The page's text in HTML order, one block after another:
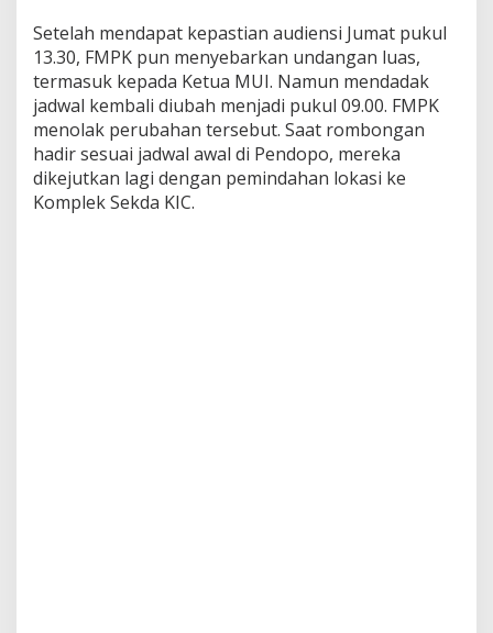
Setelah mendapat kepastian audiensi Jumat pukul
13.30, FMPK pun menyebarkan undangan luas,
termasuk kepada Ketua MUI. Namun mendadak
jadwal kembali diubah menjadi pukul 09.00. FMPK
menolak perubahan tersebut. Saat rombongan
hadir sesuai jadwal awal di Pendopo, mereka
dikejutkan lagi dengan pemindahan lokasi ke
Komplek Sekda KIC.